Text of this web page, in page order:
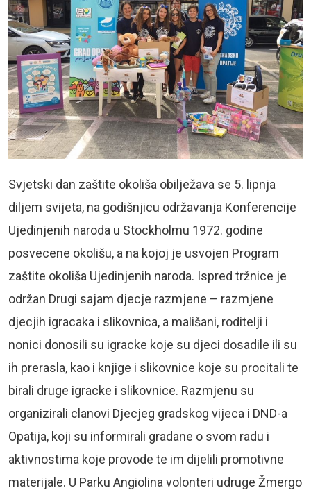
Svjetski dan zaštite okoliša obilježava se 5. lipnja
diljem svijeta, na godišnjicu održavanja Konferencije
Ujedinjenih naroda u Stockholmu 1972. godine
posvecene okolišu, a na kojoj je usvojen Program
zaštite okoliša Ujedinjenih naroda. Ispred tržnice je
održan Drugi sajam djecje razmjene – razmjene
djecjih igracaka i slikovnica, a mališani, roditelji i
nonici donosili su igracke koje su djeci dosadile ili su
ih prerasla, kao i knjige i slikovnice koje su procitali te
birali druge igracke i slikovnice. Razmjenu su
organizirali clanovi Djecjeg gradskog vijeca i DND-a
Opatija, koji su informirali gradane o svom radu i
aktivnostima koje provode te im dijelili promotivne
materijale. U Parku Angiolina volonteri udruge Žmergo